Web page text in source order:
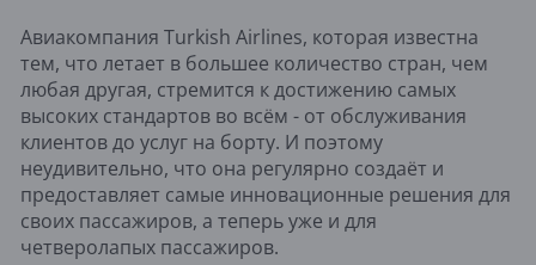
Авиакомпания Turkish Airlines, которая известна
тем, что летает в большее количество стран, чем
любая другая, стремится к достижению самых
высоких стандартов во всём - от обслуживания
клиентов до услуг на борту. И поэтому
неудивительно, что она регулярно создаёт и
предоставляет самые инновационные решения для
своих пассажиров, а теперь уже и для
четверолапых пассажиров.